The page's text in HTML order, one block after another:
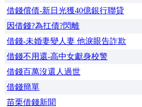
借錢償債-新日光獲40億銀行聯貸
因借錢?為扛債?閃離
借錢-未婚妻變人妻 他淚眼告詐欺
借錢不用還-高中女獻身校警
借錢百萬沒還人過世
借錢簡單
苗栗借錢新聞